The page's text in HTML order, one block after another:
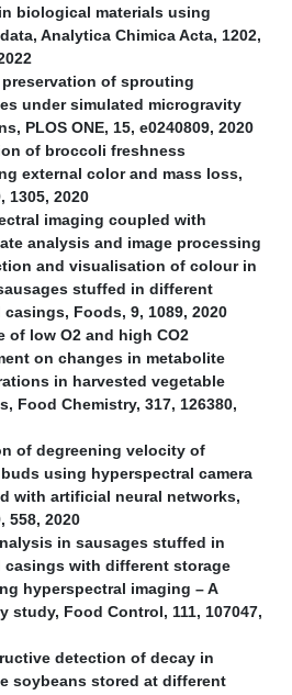
biological materials using
Analytica Chimica Acta, 1202,
of sprouting
under simulated microgravity
PLOS ONE, 15, e0240809, 2020
of broccoli freshness
external color and mass loss,
1305, 2020
imaging coupled with
analysis and image processing
and visualisation of colour in
stuffed in different
Foods, 9, 1089, 2020
of low O2 and high CO2
on changes in metabolite
in harvested vegetable
Food Chemistry, 317, 126380,
of degreening velocity of
using hyperspectral camera
with artificial neural networks,
558, 2020
in sausages stuffed in
casings with different storage
hyperspectral imaging – A
study, Food Control, 111, 107047,
detection of decay in
soybeans stored at different